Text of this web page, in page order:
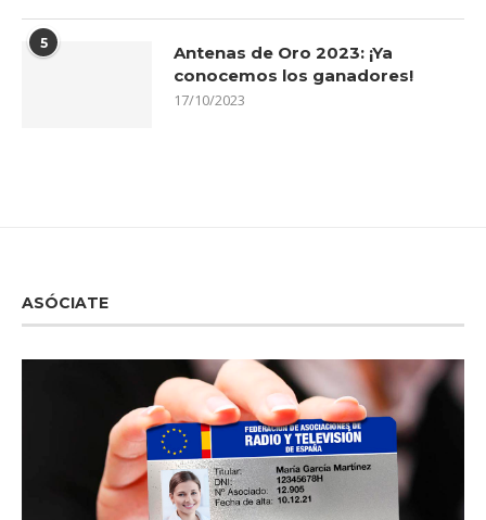
5
Antenas de Oro 2023: ¡Ya
conocemos los ganadores!
17/10/2023
ASÓCIATE